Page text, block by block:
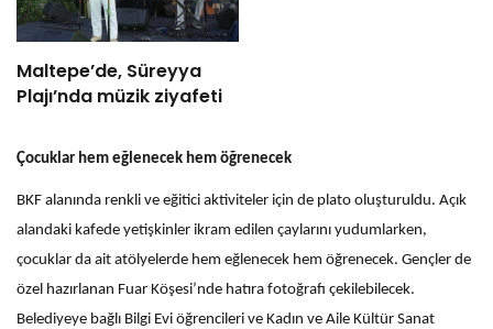
Maltepe’de, Süreyya
Plajı’nda müzik ziyafeti
Çocuklar hem eğlenecek hem öğrenecek
BKF alanında renkli ve eğitici aktiviteler için de plato oluşturuldu. Açık
alandaki kafede yetişkinler ikram edilen çaylarını yudumlarken,
çocuklar da ait atölyelerde hem eğlenecek hem öğrenecek. Gençler de
özel hazırlanan Fuar Köşesi’nde hatıra fotoğrafı çekilebilecek.
Belediyeye bağlı Bilgi Evi öğrencileri ve Kadın ve Aile Kültür Sanat